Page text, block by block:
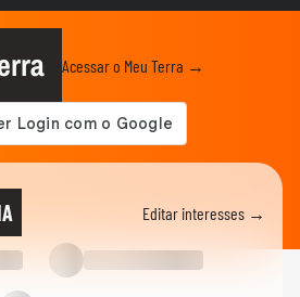
da Câmara é interrompida após
entre vereadores no...
da SpaceX atinge a Lua e abre
de quase 20 metros...
diz que liberdade de expressão 'tem
Acessar o Meu Terra →
Editar interesses →